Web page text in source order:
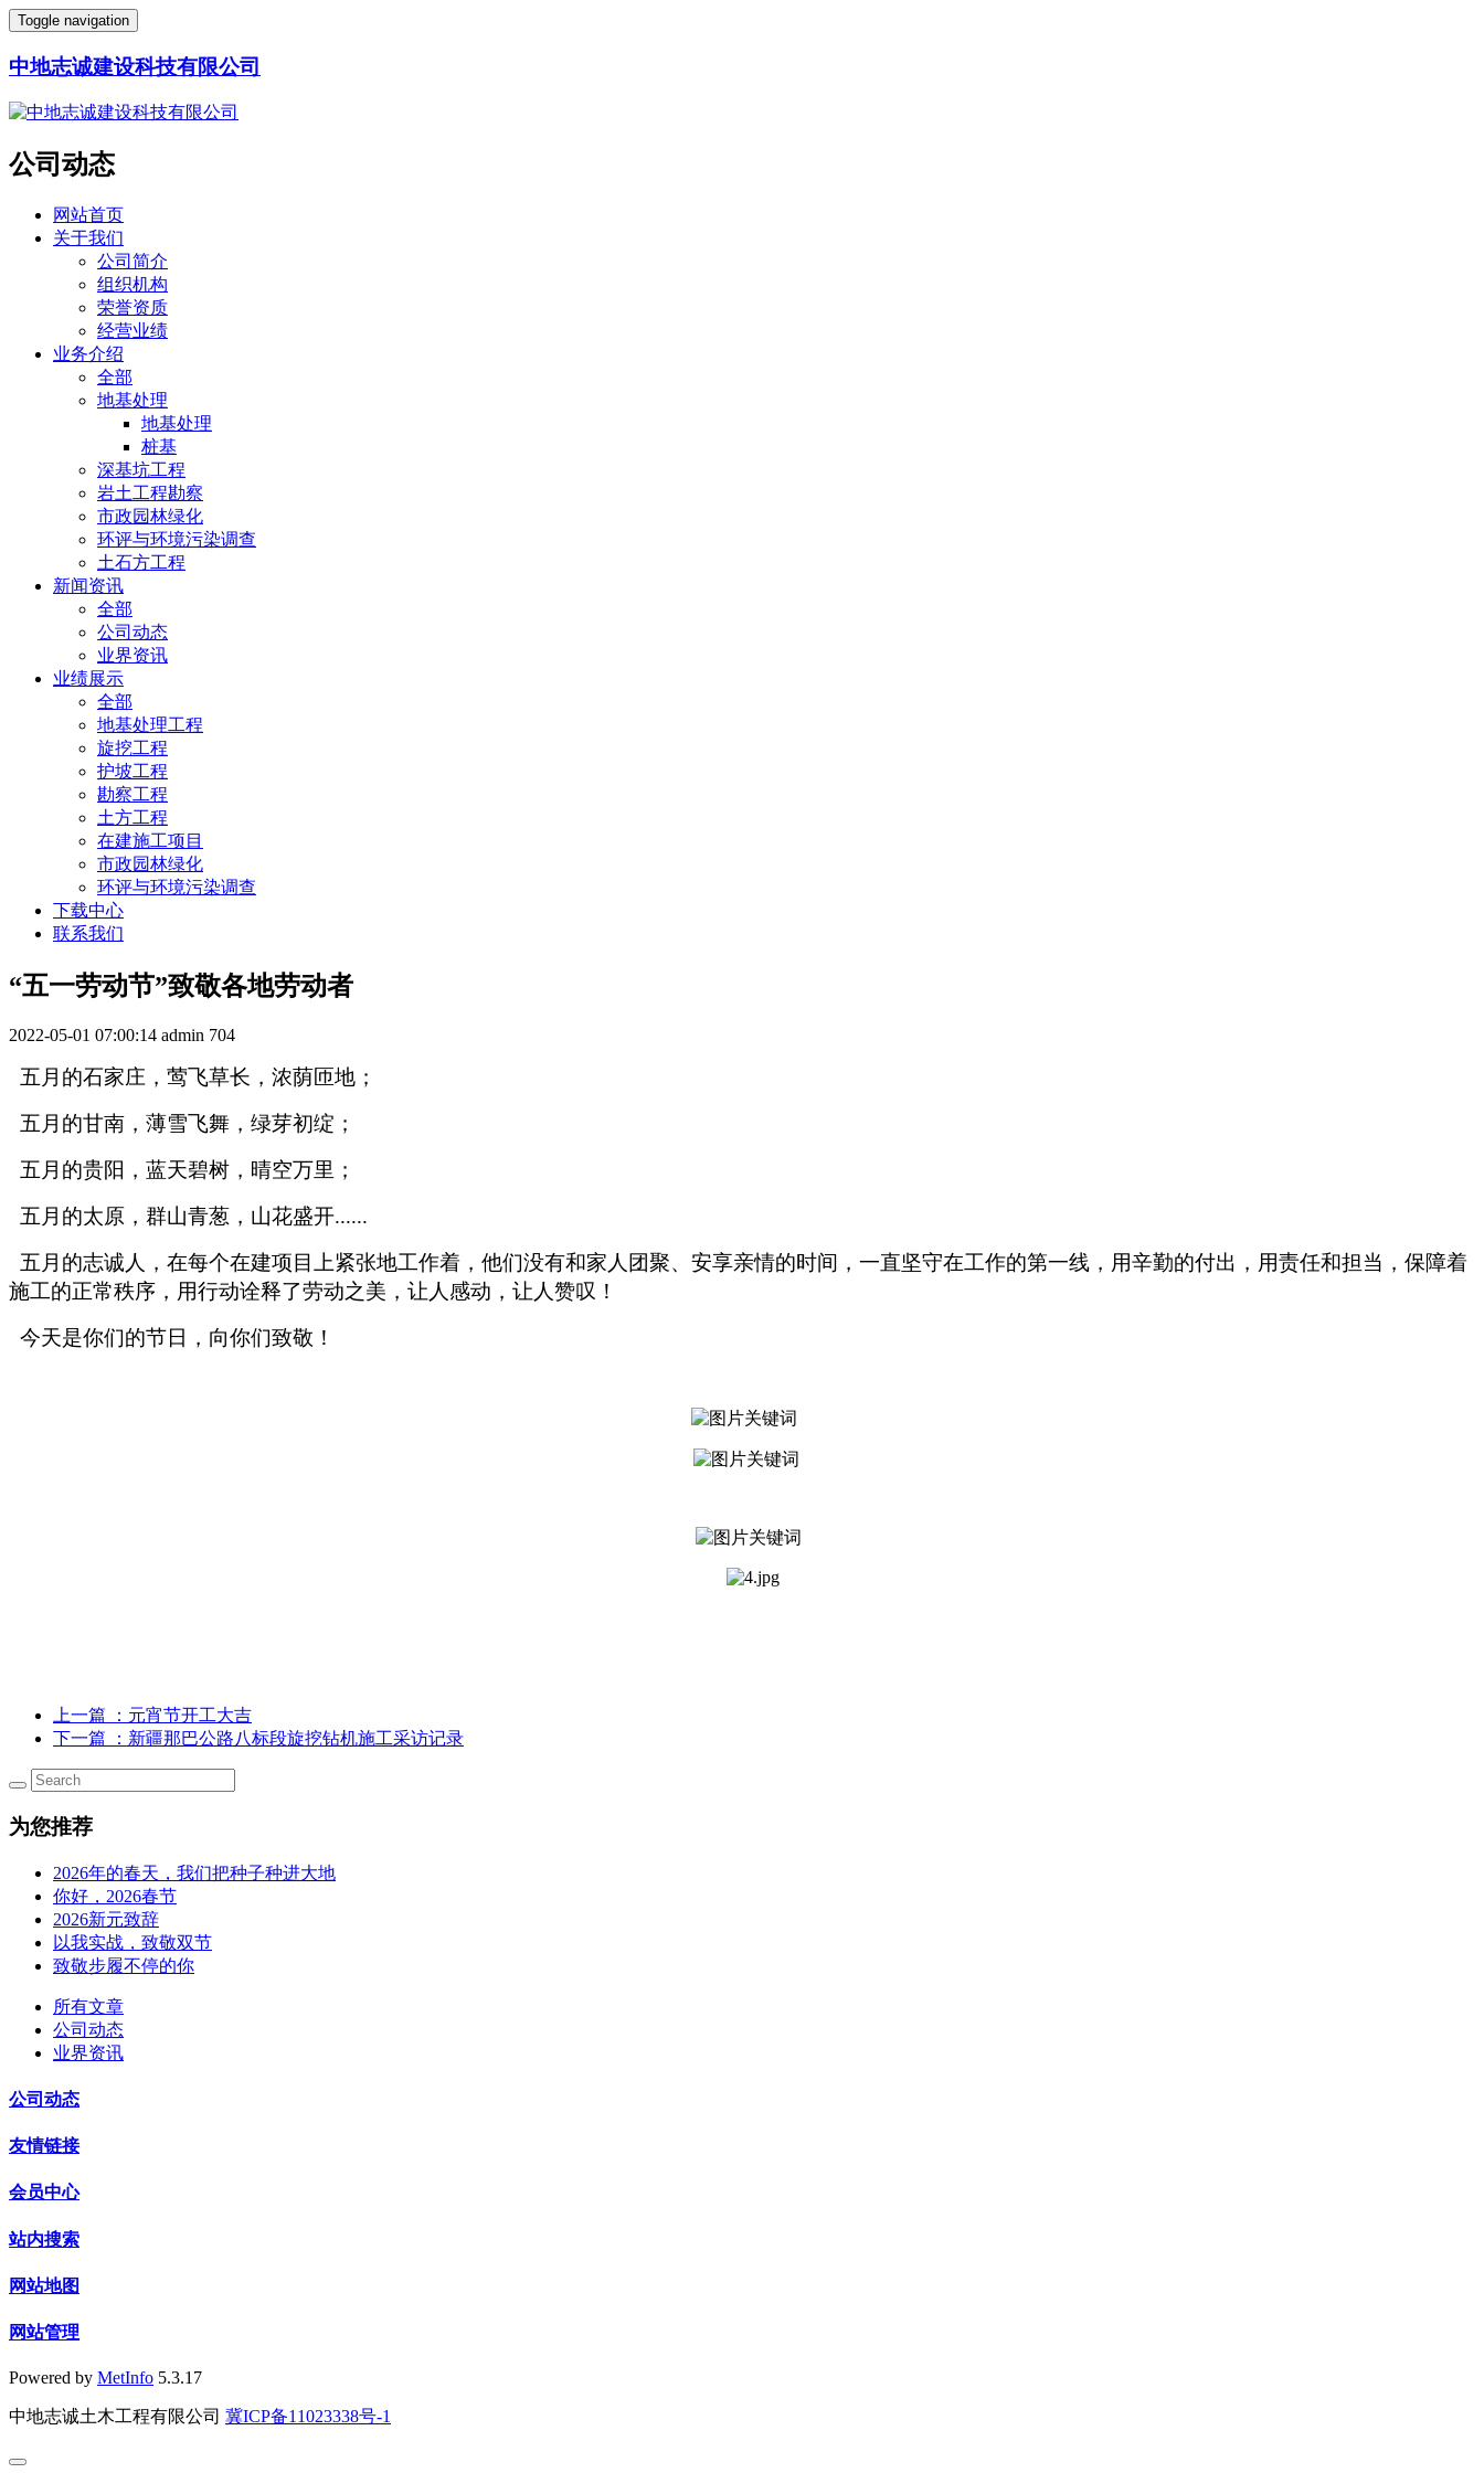
Toggle navigation
中地志诚建设科技有限公司
公司动态
网站首页
关于我们
公司简介
组织机构
荣誉资质
经营业绩
业务介绍
全部
地基处理
地基处理
桩基
深基坑工程
岩土工程勘察
市政园林绿化
环评与环境污染调查
土石方工程
新闻资讯
全部
公司动态
业界资讯
业绩展示
全部
地基处理工程
旋挖工程
护坡工程
勘察工程
土方工程
在建施工项目
市政园林绿化
环评与环境污染调查
下载中心
联系我们
“五一劳动节”致敬各地劳动者
2022-05-01 07:00:14 admin 704
五月的石家庄，莺飞草长，浓荫匝地；
五月的甘南，薄雪飞舞，绿芽初绽；
五月的贵阳，蓝天碧树，晴空万里；
五月的太原，群山青葱，山花盛开......
五月的志诚人，在每个在建项目上紧张地工作着，他们没有和家人团聚、安享亲情的时间，一直坚守在工作的第一线，用辛勤的付出 ， 用责任和担当， 保障着
施工的正常秩序，用行动诠释了劳动之美，让人感动， 让人赞叹！
今天是你们的节日，向你们致敬！
上一篇
：元宵节开工大吉
下一篇
：新疆那巴公路八标段旋挖钻机施工采访记录
为您推荐
2026年的春天，我们把种子种进大地
你好，2026春节
2026新元致辞
以我实战，致敬双节
致敬步履不停的你
所有文章
公司动态
业界资讯
公司动态
友情链接
会员中心
站内搜索
网站地图
网站管理
Powered by MetInfo 5.3.17
中地志诚土木工程有限公司 冀ICP备11023338号-1